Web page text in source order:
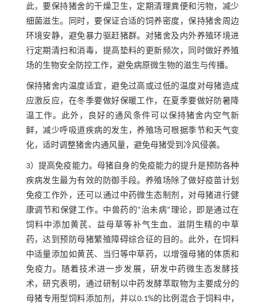
此，要保持猪舍的干燥卫生，定期清理粪便和污物，减少
细菌滋生。同时，要保证合适的饲养密度，保持猪舍周边
环境安静，避免暴力驱赶猪群。对猪舍及内外养殖环境进
行定期清扫和消毒，提高垫料的更新频次，同时做好养殖
场的生物安全防控工作，避免病原微生物的滋生与传播。
保持猪舍内温度适宜，避免过高或过低的温度对母猪造成
应激反应，在冬季要做好保暖工作，在夏季要做好防暑降
温工作。此外，良好的通风条件可以保持猪舍内空气新
鲜，减少呼吸道疾病的发生，养殖场可根据季节和天气变
化，适时调整猪舍内通风量，避免母猪受到冷风侵袭。
3）提高免疫能力。母猪自身的免疫能力的提升是预防各种
疾病发生最为有效的防御手段。养殖场除了做好疫苗计划
免疫工作外，还可以通过中药微生态制剂，对母猪进行健
康调节和保健工作。中兽药的“治未病”理论，即是通过在
饲料中添加黄芪、益母草等补气生血、滋阴生精的中草
药，达到预防母猪繁殖障碍综合征的目的。此外，在饲料
中适量添加如黄芪、当归等中草药，以增强母猪的体质和
免疫力。随着技术进一步发展，研发中药微生态发酵技
术，研究表明，通过研制以中药发酵萃取物为主要成分的
母猪专用型饲料添加剂，并以0.1%的比例混合于饲料中，